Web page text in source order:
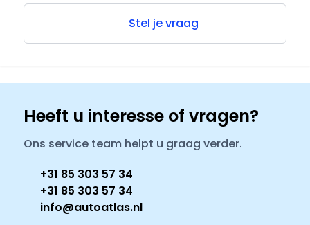
Stel je vraag
Heeft u interesse of vragen?
Ons service team helpt u graag verder.
+31 85 303 57 34
+31 85 303 57 34
info@autoatlas.nl